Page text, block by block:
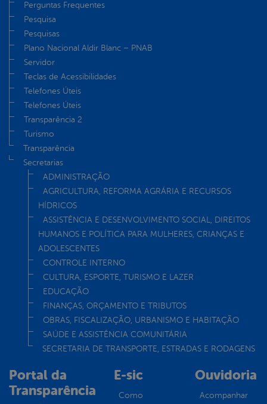
Perguntas Frequentes
Pesquisa
Pesquisas
Plano Nacional Aldir Blanc – PNAB
Servidor
Teclas de Acessibilidades
Telefones Úteis
Telefones Úteis
Transparência 2
Turismo
Transparência
Secretarias
ADMINISTRAÇÃO
AGRICULTURA, REFORMA AGRÁRIA E RECURSOS
HÍDRICOS
ASSISTÊNCIA E DESENVOLVIMENTO SOCIAL, DIREITOS
HUMANOS E POLÍTICA PARA MULHERES, CRIANÇAS E
ADOLESCENTES
CONTROLE INTERNO
CULTURA, ESPORTE, TURISMO E LAZER
EDUCAÇÃO
FINANÇAS, ORÇAMENTO E TRIBUTOS
OBRAS, FISCALIZAÇÃO, URBANISMO E HABITAÇÃO
SAÚDE E ASSISTÊNCIA COMUNITÁRIA
SECRETARIA DE TRANSPORTE, ESTRADAS E RODAGENS
Portal da
Transparência
E-sic
Como
Ouvidoria
Acompanhar